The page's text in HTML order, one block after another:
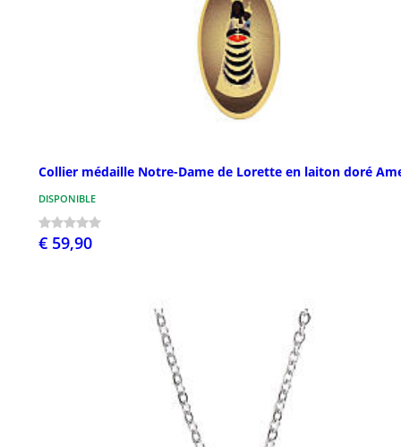
Collier médaille Notre-Dame de Lorette en laiton doré
DISPONIBLE
€ 59,90